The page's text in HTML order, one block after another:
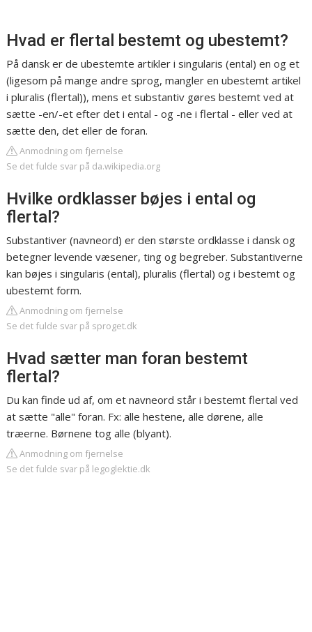
Hvad er flertal bestemt og ubestemt?
På dansk er de ubestemte artikler i singularis (ental) en og et
(ligesom på mange andre sprog, mangler en ubestemt artikel
i pluralis (flertal)), mens et substantiv gøres bestemt ved at
sætte -en/-et efter det i ental - og -ne i flertal - eller ved at
sætte den, det eller de foran.
Anmodning om fjernelse
Se det fulde svar på da.wikipedia.org
Hvilke ordklasser bøjes i ental og
flertal?
Substantiver (navneord) er den største ordklasse i dansk og
betegner levende væsener, ting og begreber. Substantiverne
kan bøjes i singularis (ental), pluralis (flertal) og i bestemt og
ubestemt form.
Anmodning om fjernelse
Se det fulde svar på sproget.dk
Hvad sætter man foran bestemt
flertal?
Du kan finde ud af, om et navneord står i bestemt flertal ved
at sætte "alle" foran. Fx: alle hestene, alle dørene, alle
træerne. Børnene tog alle (blyant).
Anmodning om fjernelse
Se det fulde svar på legoglektie.dk